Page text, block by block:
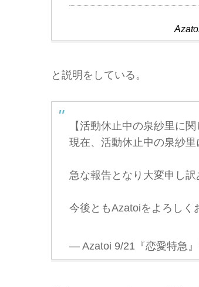
と説明をしている。
【活動休止中の泉紗里に関
現在、活動休止中の泉紗里
急な報告となり大変申し訳
今後ともAzatoiをよろしく
— Azatoi 9/21『恋愛特急